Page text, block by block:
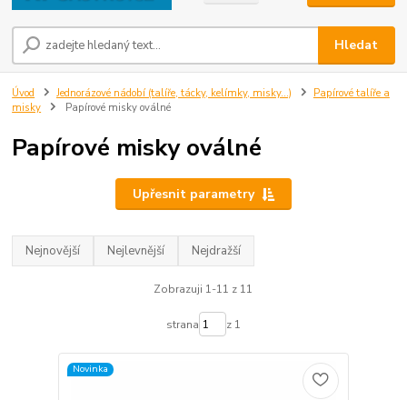
Hledat
Úvod Jednorázové nádobí (talíře, tácky, kelímky, misky...)
Papírové talíře a
misky
Papírové misky oválné
Papírové misky oválné
Upřesnit parametry
Nejnovější Nejlevnější Nejdražší
Zobrazuji 1-11 z 11
strana z 1
Novinka